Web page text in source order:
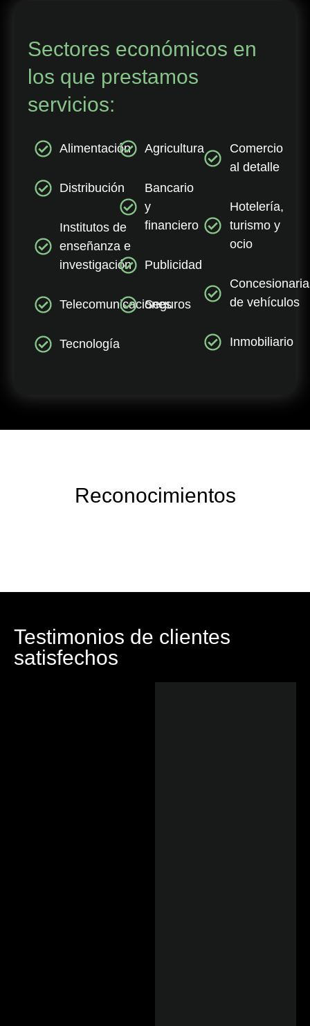
Sectores económicos en
los que prestamos
servicios:
Alimentación
Distribución
Institutos de
enseñanza e
investigación
Telecomunicaciones
Tecnología
Agricultura
Bancario
y
financiero
Publicidad
Seguros
Comercio
al detalle
Hotelería,
turismo y
ocio
de vehículos
Inmobiliario
Reconocimientos
Testimonios de clientes
satisfechos